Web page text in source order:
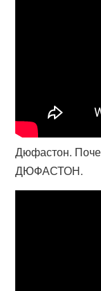
Дюфастон.
ДЮФАСТОН.